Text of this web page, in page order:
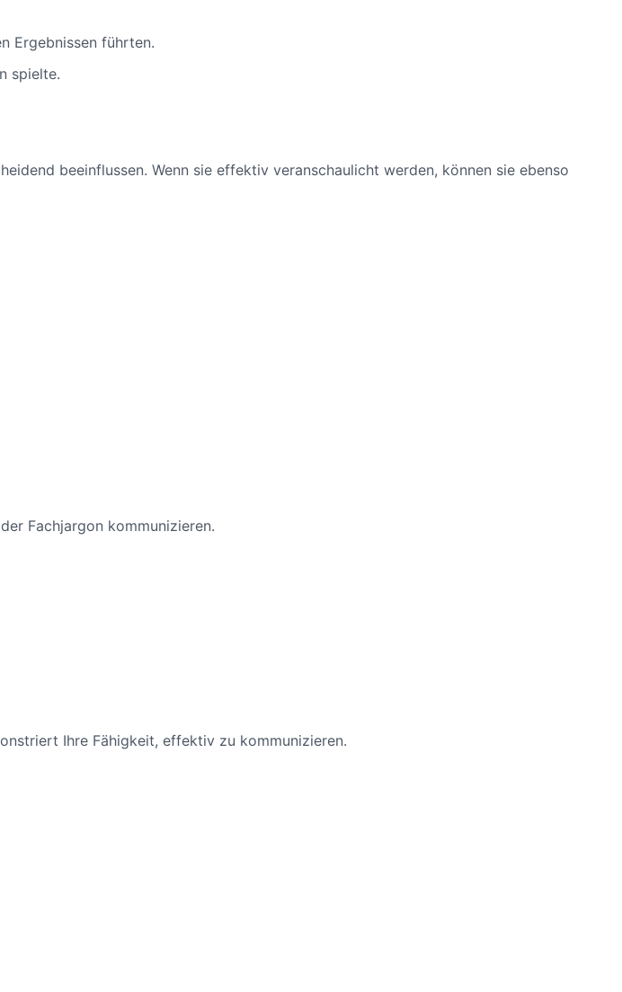
Ergebnissen führten.
spielte.
beeinflussen. Wenn sie effektiv veranschaulicht werden, können sie ebenso
Fachjargon kommunizieren.
Ihre Fähigkeit, effektiv zu kommunizieren.